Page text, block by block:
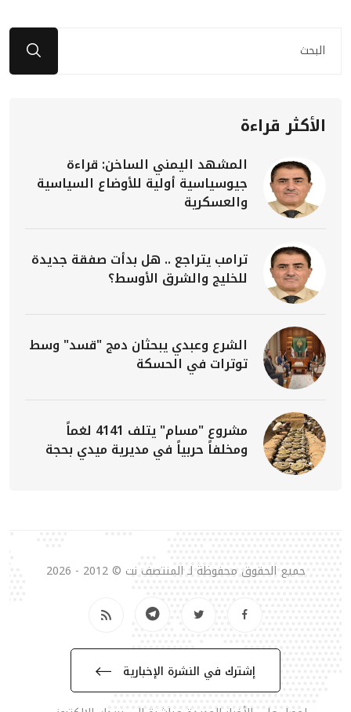
الأكثر قراءة
المشهد اليمني الساخن: قراءة
جيوسياسية أولية للأوضاع السياسية
والعسكرية
ترامب يتراجع .. هل بدأت صفقة جديدة
للخليج والشرق الأوسط؟
الشرع وعبدي يبحثان دمج "قسد" وسط
توترات في الحسكة
مشروع "مسام" يتلف 4141 لغماً
ومخلفاً حربياً في مديرية ميدي بحجة
جميع الحقوق محفوظة لـ المنتصف نت © 2012 - 2026
إشترك في النشرة الإخبارية